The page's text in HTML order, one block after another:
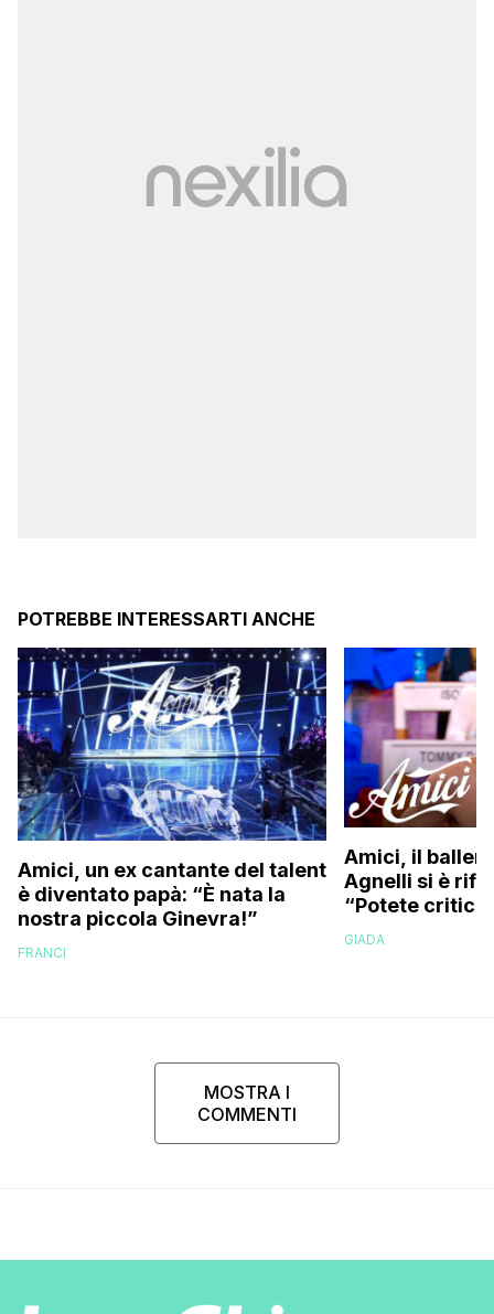
POTREBBE INTERESSARTI ANCHE
Amici, un ex cantante del talent
è diventato papà: “È nata la
nostra piccola Ginevra!”
FRANCI
Amici, il
Agnelli si è
“Potete
volete ma…”
GIADA
MOSTRA I
COMMENTI